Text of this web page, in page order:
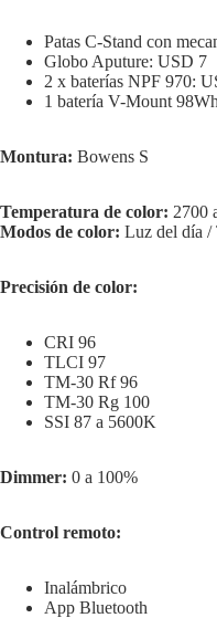
Patas C-Stand con
Globo Aputure: USD 7
2 x baterías NPF 970:
1 batería V-Mount
Montura: Bowens S
Temperatura de color: 2700
Modos de color: Luz del día /
Precisión de color:
CRI 96
TLCI 97
TM-30 Rf 96
TM-30 Rg 100
SSI 87 a 5600K
Dimmer: 0 a 100%
Control remoto:
Inalámbrico
App Bluetooth